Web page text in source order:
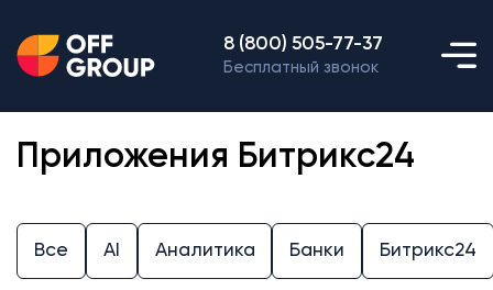
8 (800) 505-77-37
Бесплатный звонок
Приложения Битрикс24
Все AI Аналитика Банки Битрикс24